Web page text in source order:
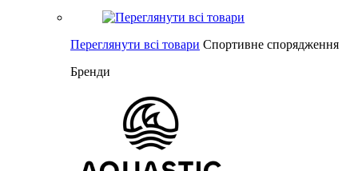
Переглянути всі товари Спортивне спорядження
Бренди